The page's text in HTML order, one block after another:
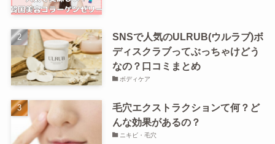
SNSで人気のULRUB(ウルラブ)ボ
ディスクラブってぶっちゃけどう
なの？口コミまとめ
ボディケア
毛穴エクストラクションて何？ど
んな効果があるの？
ニキビ・毛穴